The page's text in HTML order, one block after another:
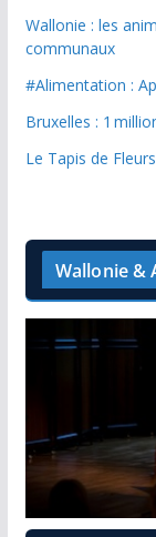
Wallonie : les
communaux
#Alimentation :
Bruxelles : 1
Le Tapis de
Wallonie &